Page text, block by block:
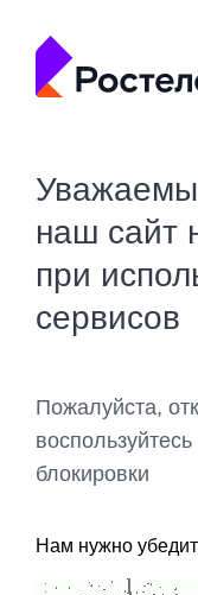
наш сайт
при
сервисов
Пожалуйста,
блокировки
Нам нужно